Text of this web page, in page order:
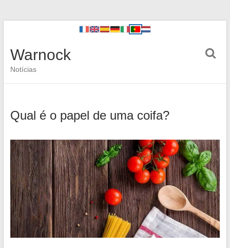
Warnock
Notícias
Qual é o papel de uma coifa?